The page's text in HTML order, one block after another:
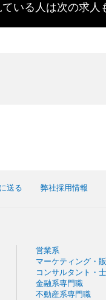
いる人は次の求人
送る 弊社採用情報
営業系
マーケティング・
コンサルタント・
金融系専門職
不動産系専門職